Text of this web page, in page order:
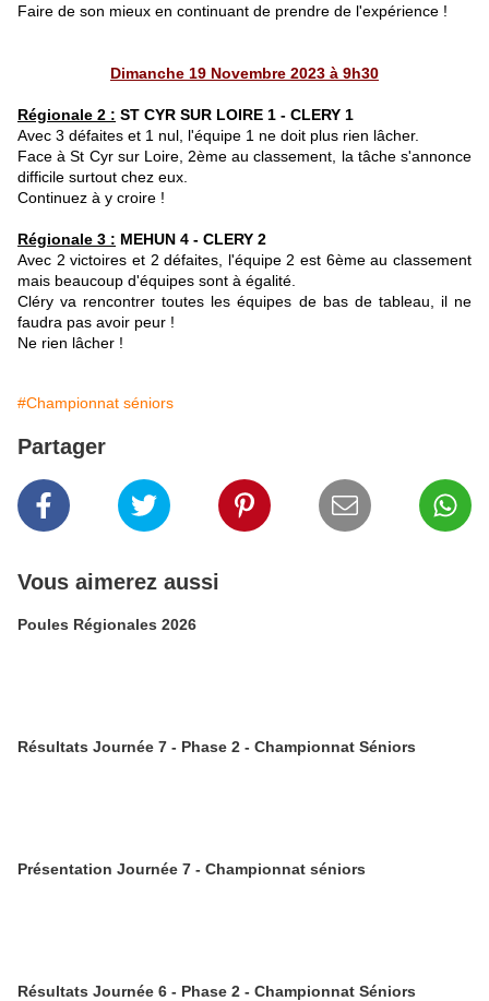
Faire de son mieux en continuant de prendre de l'expérience !
Dimanche 19 Novembre 2023 à 9h30
Régionale 2 : ST CYR SUR LOIRE 1 - CLERY 1
Avec 3 défaites et 1 nul, l'équipe 1 ne doit plus rien lâcher.
Face à St Cyr sur Loire, 2ème au classement, la tâche s'annonce
difficile surtout chez eux.
Continuez à y croire !
Régionale 3 : MEHUN 4 - CLERY 2
Avec 2 victoires et 2 défaites, l'équipe 2 est 6ème au classement
mais beaucoup d'équipes sont à égalité.
Cléry va rencontrer toutes les équipes de bas de tableau, il ne
faudra pas avoir peur !
Ne rien lâcher !
#Championnat séniors
Partager
Vous aimerez aussi
Poules Régionales 2026
Résultats Journée 7 - Phase 2 - Championnat Séniors
Présentation Journée 7 - Championnat séniors
Résultats Journée 6 - Phase 2 - Championnat Séniors